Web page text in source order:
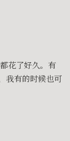
花了好久。有
我有的时候也可